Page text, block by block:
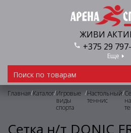
ЖИВИ
+375 29
Еще
Главная/Каталог/Игровые
виды
спорта
/Настольный
теннис
/
Сетка н/т DONIC